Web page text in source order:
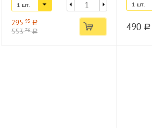
1 шт.
295 93 a
55376 a
1 шт.
490 a